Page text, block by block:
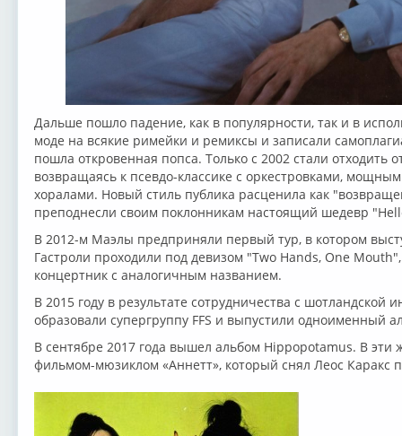
Дальше пошло падение, как в популярности, так и в
моде на всякие римейки и ремиксы и записали
пошла откровенная попса. Только с 2002 стали отходить
возвращаясь к псевдо-классике с оркестровками,
хоралами. Новый стиль публика расценила как
преподнесли своим поклонникам настоящий шедевр
В 2012-м Маэлы предприняли первый тур, в котором
Гастроли проходили под девизом "Two Hands, One
концертник с аналогичным названием.
В 2015 году в результате сотрудничества с шотландской
образовали супергруппу FFS и выпустили одноименный
В сентябре 2017 года вышел альбом Hippopotamus. В эти
фильмом-мюзиклом «Аннетт», который снял Леос Каракс